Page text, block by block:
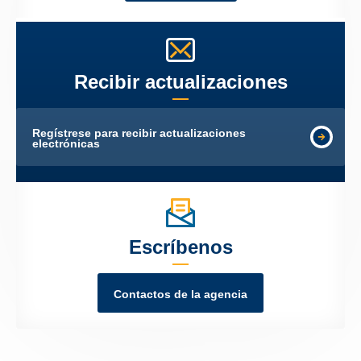
Recibir actualizaciones
Regístrese para recibir actualizaciones
electrónicas
Escríbenos
Contactos de la agencia